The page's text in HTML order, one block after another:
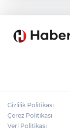
Gizlilik Politikası
Çerez Politikası
Veri Politikası